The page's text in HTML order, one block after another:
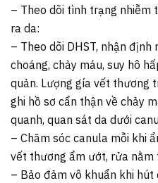
– Theo dõi tình trạng nhiễm
ra da:
– Theo dõi DHST, nhận
choáng, chảy máu, suy hô
quản. Lượng gía vết thương
ghi hồ sơ cẩn thận về chảy
quanh, quan sát da dưới
– Chăm sóc canula mỗi khi
vết thương ẩm ướt, rửa nằm
– Bảo đảm vô khuẩn khi hút